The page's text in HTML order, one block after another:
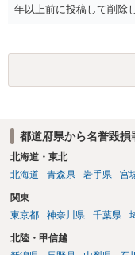
年以上前に投稿して削除
毀損の可能性があります
す。 「私が学生時代に
利侵害とは言い難いとこ
た、といった意味であれ
都道府県から名誉毀
北海道・東北
北海道
青森県 岩手県 宮
関東
東京都
神奈川県 千葉県
北陸・甲信越